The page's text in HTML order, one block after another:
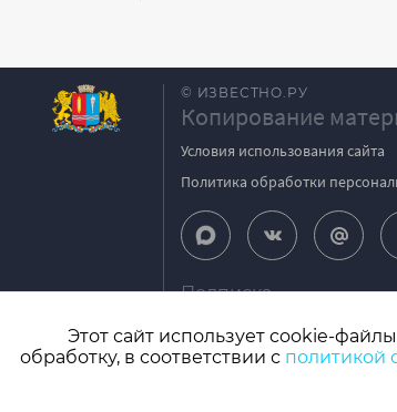
© ИЗВЕСТНО.РУ
Копирование
Условия использования сайта
Политика обработки
Подписка
СМИ: Izvestno.ru. Реестровая
Этот сайт использует cookie-
обработку, в соответствии с политикой